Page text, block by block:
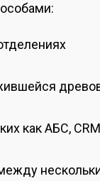
как АБС,